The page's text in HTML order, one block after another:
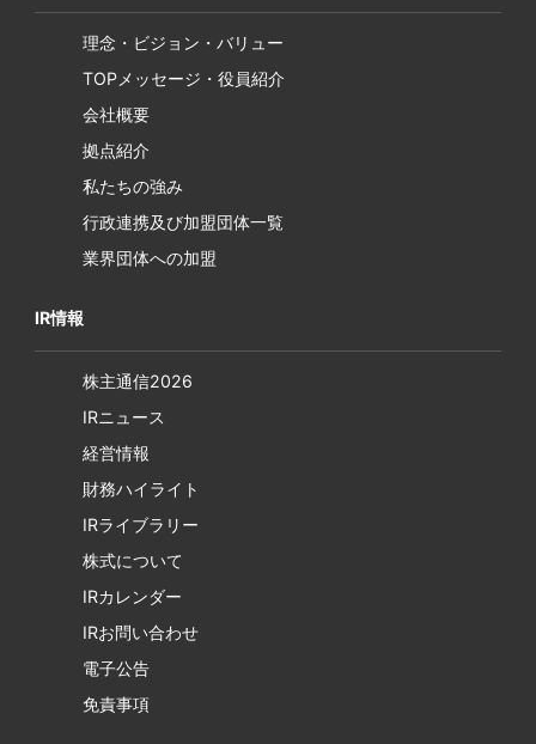
理念・ビジョン・バリュー
TOPメッセージ・役員紹介
会社概要
拠点紹介
私たちの強み
行政連携及び加盟団体一覧
業界団体への加盟
IR情報
株主通信2026
IRニュース
経営情報
財務ハイライト
IRライブラリー
株式について
IRカレンダー
IRお問い合わせ
電子公告
免責事項